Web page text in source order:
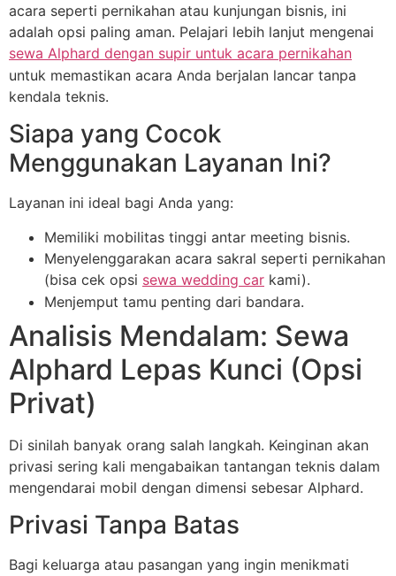
acara seperti pernikahan atau kunjungan bisnis, ini
adalah opsi paling aman. Pelajari lebih lanjut mengenai
sewa Alphard dengan supir untuk acara pernikahan
untuk memastikan acara Anda berjalan lancar tanpa
kendala teknis.
Siapa yang Cocok
Menggunakan Layanan Ini?
Layanan ini ideal bagi Anda yang:
Memiliki mobilitas tinggi antar meeting bisnis.
Menyelenggarakan acara sakral seperti pernikahan
(bisa cek opsi sewa wedding car kami).
Menjemput tamu penting dari bandara.
Analisis Mendalam: Sewa
Alphard Lepas Kunci (Opsi
Privat)
Di sinilah banyak orang salah langkah. Keinginan akan
privasi sering kali mengabaikan tantangan teknis dalam
mengendarai mobil dengan dimensi sebesar Alphard.
Privasi Tanpa Batas
Bagi keluarga atau pasangan yang ingin menikmati